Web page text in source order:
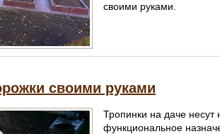
своими руками.
своими руками
Тропинки на даче несут
функциональное